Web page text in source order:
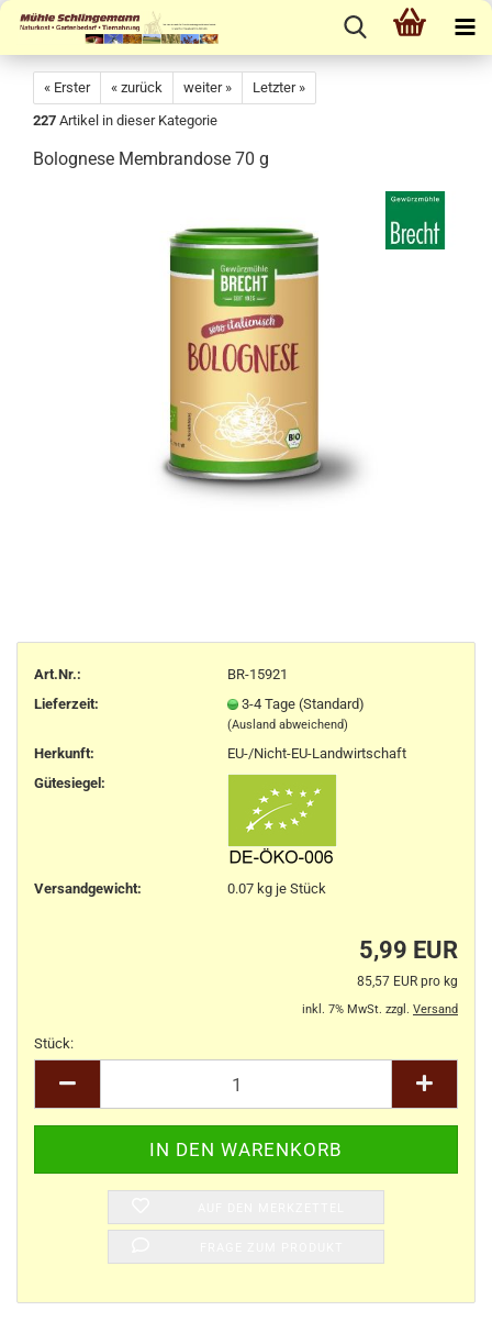
« Erster « zurück weiter »
Letzter »
227 Artikel in dieser Kategorie
Bolognese Membrandose 70 g
Art.Nr.:
BR-15921
Lieferzeit:
3-4 Tage (Standard)
(Ausland abweichend)
Herkunft:
EU-/Nicht-EU-Landwirtschaft
Gütesiegel:
Versandgewicht: 0.07kg je Stück
5,99 EUR
85,57 EUR pro kg
inkl. 7% MwSt. zzgl. Versand
Stück: